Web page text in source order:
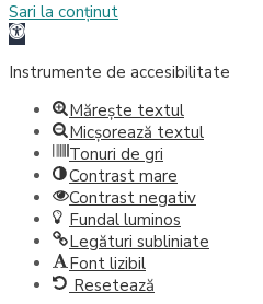
Sari la conținut
Deschide bara de unelte
Instrumente de accesibilitate
Mărește textul
Micșorează textul
Tonuri de gri
Contrast mare
Contrast negativ
Fundal luminos
Legături subliniate
Font lizibil
Resetează